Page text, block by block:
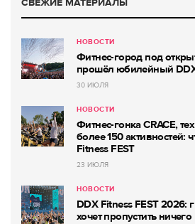
СВЕЖИЕ МАТЕРИАЛЫ
НОВОСТИ
Фитнес-город под
прошёл юбилейный
30 ИЮЛЯ
НОВОСТИ
Фитнес-гонка CRACE,
более 150 активностей:
Fitness FEST
23 ИЮЛЯ
НОВОСТИ
DDX Fitness FEST 2026:
хочет пропустить ничего